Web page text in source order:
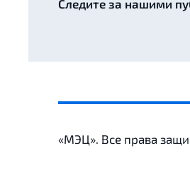
Следите за нашими
«МЭЦ». Все права